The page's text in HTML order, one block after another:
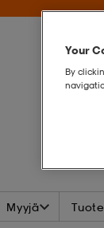
Myyjä
Your
By